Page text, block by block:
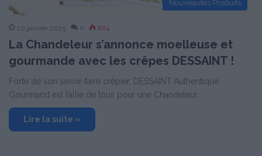
Nouveautés Produits
20 janvier 2025 0 864
La Chandeleur s’annonce moelleuse et
gourmande avec les crêpes DESSAINT !
Forte de son savoir-faire crêpier, DESSAINT Authentique
Gourmand est l’allié de tous pour une Chandeleur…
Lire la suite »